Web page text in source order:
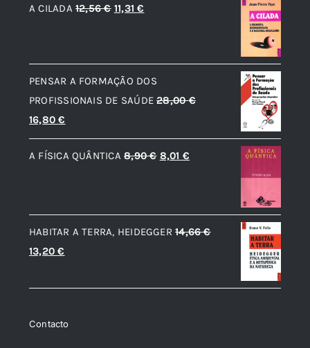
A CILADA 12,56€ O
era:
12,56 €.
11,31€
é:
11,31 €.
PENSAR A FORMAÇÃO DOS
PROFISSIONAIS DE SAÚDE 28,00€
O
preço
original
16,80€
preço
atual
A FÍSICA QUÂNTICA 8,90€ O
era:
8,90 €.
8,01 €
é:
8,01 €.
HABITAR A TERRA, HEIDEGGER 14,66€
O
original
14,66 €.
13,20€
atual
13,20 €.
Contacto